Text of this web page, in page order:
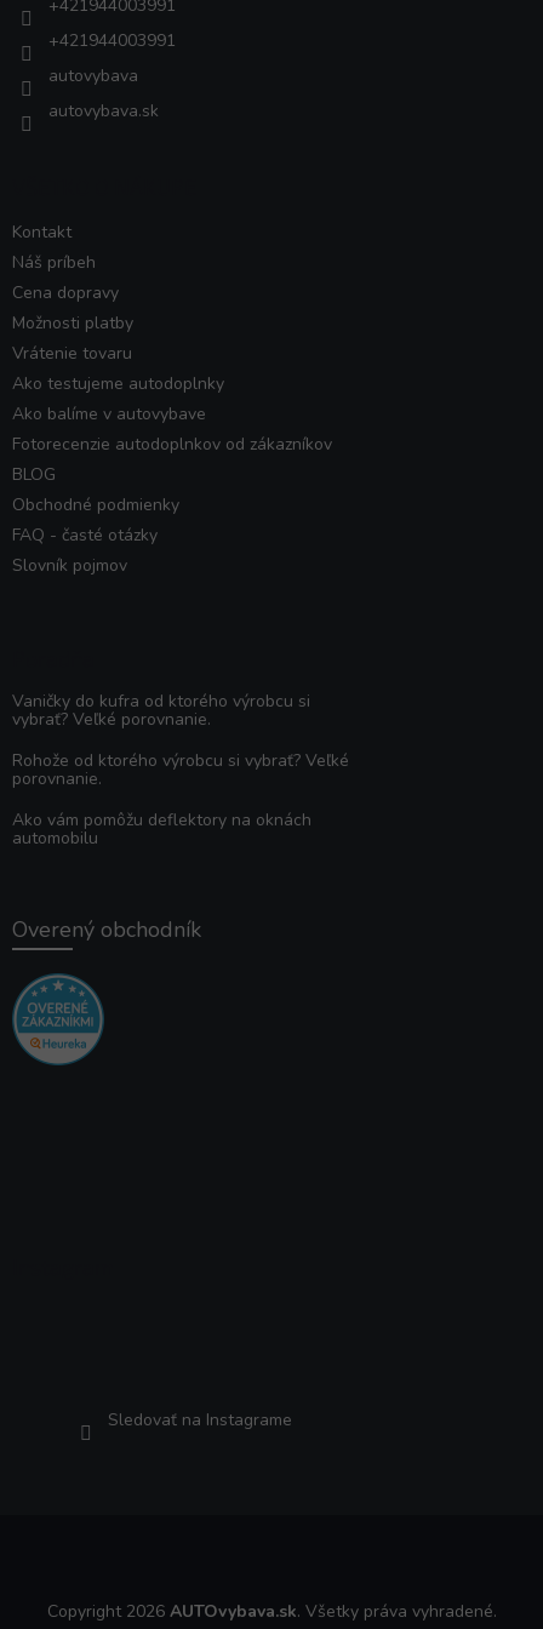
+421944003991
+421944003991
autovybava
autovybava.sk
Kontakt
Náš príbeh
Cena dopravy
Možnosti platby
Vrátenie tovaru
Ako testujeme autodoplnky
Ako balíme v autovybave
Fotorecenzie autodoplnkov od zákazníkov
BLOG
Obchodné podmienky
FAQ - časté otázky
Slovník pojmov
Vaničky do kufra od ktorého výrobcu si
vybrať? Veľké porovnanie.
Rohože od ktorého výrobcu si vybrať? Veľké
porovnanie.
Ako vám pomôžu deflektory na oknách
automobilu
Overený obchodník
Sledovať na Instagrame
Copyright 2026 AUTOvybava.sk. Všetky práva vyhradené.